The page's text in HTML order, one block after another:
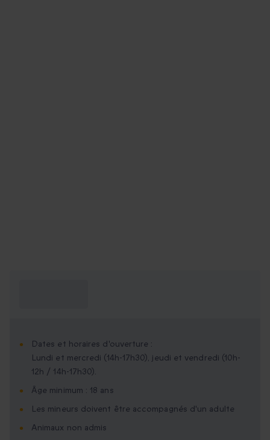
Dates et horaires d'ouverture :
Lundi et mercredi (14h-17h30), jeudi et vendredi (10h-
12h / 14h-17h30).
Âge minimum : 18 ans
Les mineurs doivent être accompagnés d'un adulte
Animaux non admis